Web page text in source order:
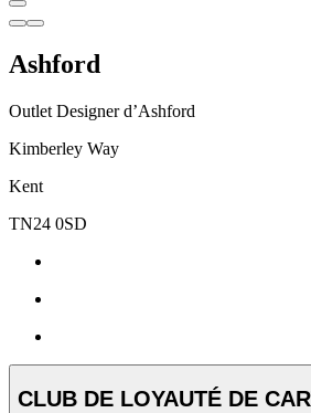
Ashford
Outlet Designer d’Ashford
Kimberley Way
Kent
TN24 0SD
CLUB DE LOYAUTÉ DE